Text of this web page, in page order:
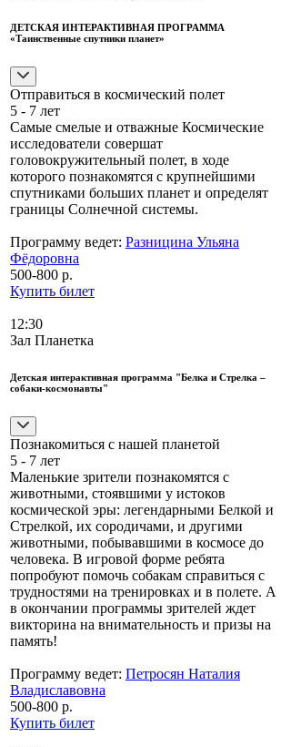
ДЕТСКАЯ ИНТЕРАКТИВНАЯ ПРОГРАММА
«Таинственные спутники планет»
Отправиться в космический полет
5 - 7 лет
Самые смелые и отважные Космические
исследователи совершат
головокружительный полет, в ходе
которого познакомятся с крупнейшими
спутниками больших планет и определят
границы Солнечной системы.
Программу ведет: Разницина Ульяна
Фёдоровна
500-800 р.
Купить билет
12:30
Зал Планетка
Детская интерактивная программа "Белка и Стрелка –
собаки-космонавты"
Познакомиться с нашей планетой
5 - 7 лет
Маленькие зрители познакомятся с
животными, стоявшими у истоков
космической эры: легендарными Белкой и
Стрелкой, их сородичами, и другими
животными, побывавшими в космосе до
человека. В игровой форме ребята
попробуют помочь собакам справиться с
трудностями на тренировках и в полете. А
в окончании программы зрителей ждет
викторина на внимательность и призы на
память!
Программу ведет: Петросян Наталия
Владиславовна
500-800 р.
Купить билет